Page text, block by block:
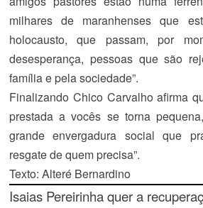
milhares de maranhenses que
holocausto, que passam, por
desesperança, pessoas que são
família e pela sociedade”.
Finalizando Chico Carvalho afirma
prestada a vocês se torna
grande envergadura social que
resgate de quem precisa”.
Texto: Alteré Bernardino
Isaias Pereirinha quer a